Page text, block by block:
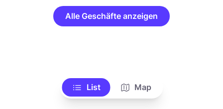
Alle Geschäfte anzeigen
List Map